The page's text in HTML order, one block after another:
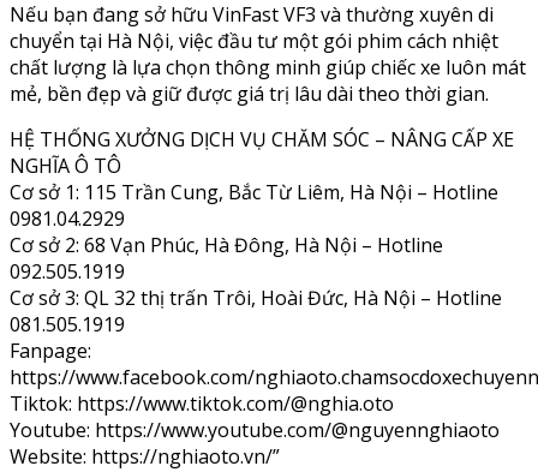
Nếu bạn đang sở hữu VinFast VF3 và thường xuyên di
chuyển tại Hà Nội, việc đầu tư một gói phim cách nhiệt
chất lượng là lựa chọn thông minh giúp chiếc xe luôn mát
mẻ, bền đẹp và giữ được giá trị lâu dài theo thời gian.
HỆ THỐNG XƯỞNG DỊCH VỤ CHĂM SÓC – NÂNG CẤP XE
NGHĨA Ô TÔ
Cơ sở 1: 115 Trần Cung, Bắc Từ Liêm, Hà Nội – Hotline
0981.04.2929
Cơ sở 2: 68 Vạn Phúc, Hà Đông, Hà Nội – Hotline
092.505.1919
Cơ sở 3: QL 32 thị trấn Trôi, Hoài Đức, Hà Nội – Hotline
081.505.1919
Fanpage:
https://www.facebook.com/
Tiktok: https://www.tiktok.com/@nghia.oto
Youtube: https://www.youtube.com/@nguyennghiaoto
Website: https://nghiaoto.vn/”